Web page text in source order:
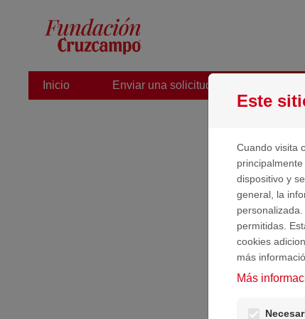
Inicio(actual) Enviar una solicitud nueva
A
Este
Cuando visita
dispositivo y
general, la
permitidas.
cookies
más
Más